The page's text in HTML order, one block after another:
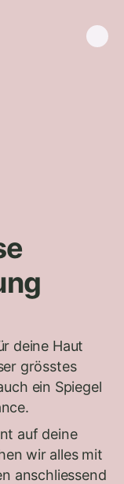
deine Haut
grösstes
ein Spiegel
auf deine
wir alles mit
anschliessend